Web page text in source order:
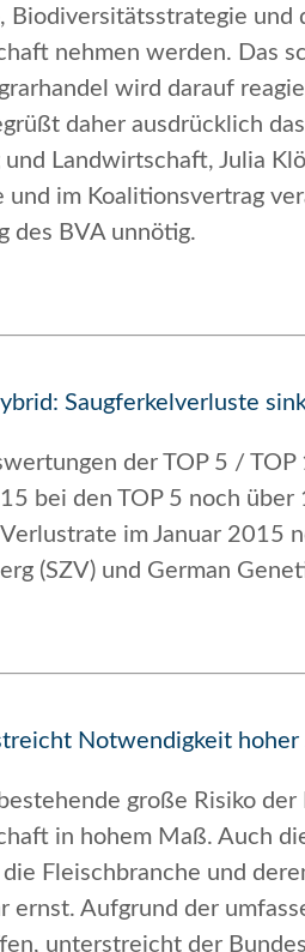
Biodiversitätsstrategie
nehmen werden. Das
wird darauf
daher ausdrücklich
und Landwirtschaft, Julia
und im Koalitionsvertrag
des BVA unnötig.
Saugferkelverluste
der TOP 5 /
bei den TOP 5 noch
im Januar 2015
(SZV) und German
Notwendigkeit hoher
große Risiko
in hohem Maß. Auch
die Fleischbranche und
ernst. Aufgrund der
unterstreicht der